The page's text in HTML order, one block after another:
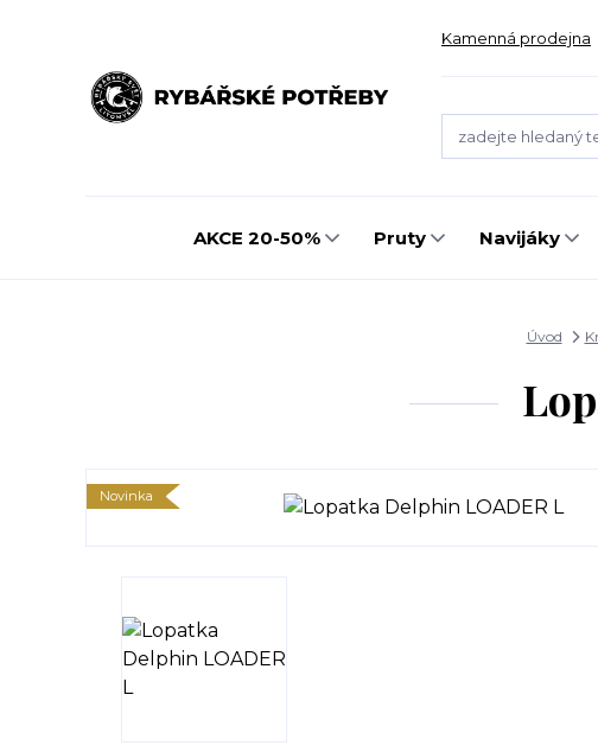
Kamenná prodejna
AKCE 20-50% Pruty Navijáky
Úvod
Novinka